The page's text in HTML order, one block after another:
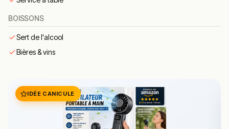
wagyu– bœuf wagyu d’exception, fondant et
persillé, préparé avec une précision chirurgicale
tartare de poisson
garni selon la tradition japonaise
– sushis de haute tenue réalisés à partir de
poissons d’une fraîcheur impeccable
BOISSONS
Sert de l'alcool
Bières & vins
IDÉE CANICULE